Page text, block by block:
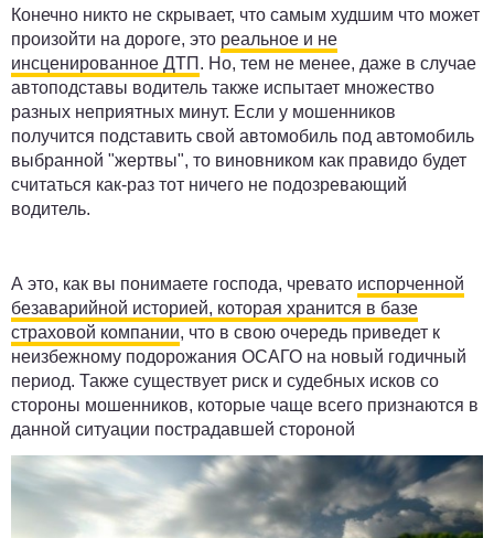
Конечно никто не скрывает, что самым худшим что может
произойти на дороге, это реальное и не
инсценированное ДТП . Но, тем не менее, даже в случае
автоподставы водитель также испытает множество
разных неприятных минут. Если у мошенников
получится подставить свой автомобиль под автомобиль
выбранной "жертвы", то виновником как правидо будет
считаться как-раз тот ничего не подозревающий
водитель.
А это, как вы понимаете господа, чревато испорченной
безаварийной историей, которая хранится в базе
страховой компании, что в свою очередь приведет к
неизбежному подорожания ОСАГО на новый годичный
период. Также существует риск и судебных исков со
стороны мошенников, которые чаще всего признаются в
данной ситуации пострадавшей стороной